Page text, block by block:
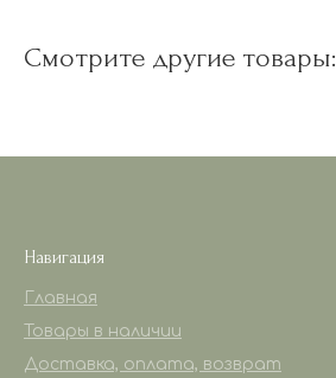
Смотрите другие товары:
Навигация
Главная
Товары в наличии
Доставка, оплата, возврат